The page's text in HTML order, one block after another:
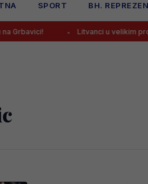
SPORT BH.
Litvanci u velikim